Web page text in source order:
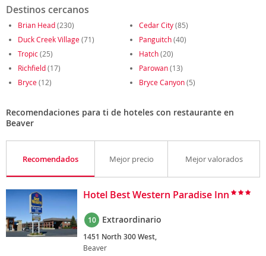
Destinos cercanos
Brian Head(230) Cedar City(85)
Duck Creek Village(71) Panguitch(40)
Tropic(25) Hatch(20)
Richfield(17) Parowan(13)
Bryce(12) Bryce Canyon(5)
Recomendaciones para ti de hoteles con restaurante en
Beaver
Recomendados Mejor precio Mejor valorados
Hotel Best Western Paradise Inn
10 Extraordinario
1451 North 300 West,
Beaver